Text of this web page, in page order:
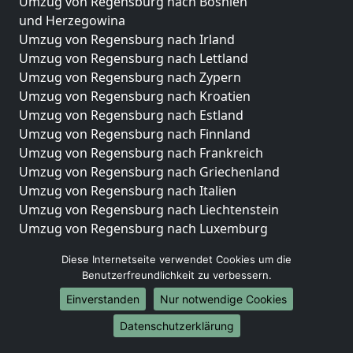
und Herzegowina
Umzug von Regensburg nach Irland
Umzug von Regensburg nach Lettland
Umzug von Regensburg nach Zypern
Umzug von Regensburg nach Kroatien
Umzug von Regensburg nach Estland
Umzug von Regensburg nach Finnland
Umzug von Regensburg nach Frankreich
Umzug von Regensburg nach Griechenland
Umzug von Regensburg nach Italien
Umzug von Regensburg nach Liechtenstein
Umzug von Regensburg nach Luxemburg
Umzug von Regensburg nach Norwegen
Umzüge-Deutschlandweit
Umzug von Regensburg nach Berlin
Umzug von Regensburg nach Hamburg
Diese Internetseite verwendet Cookies um die
Benutzerfreundlichkeit zu verbessern.
Einverstanden
Nur notwendige Cookies
Datenschutzerklärung